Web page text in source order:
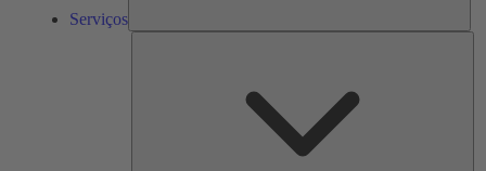
Serviços